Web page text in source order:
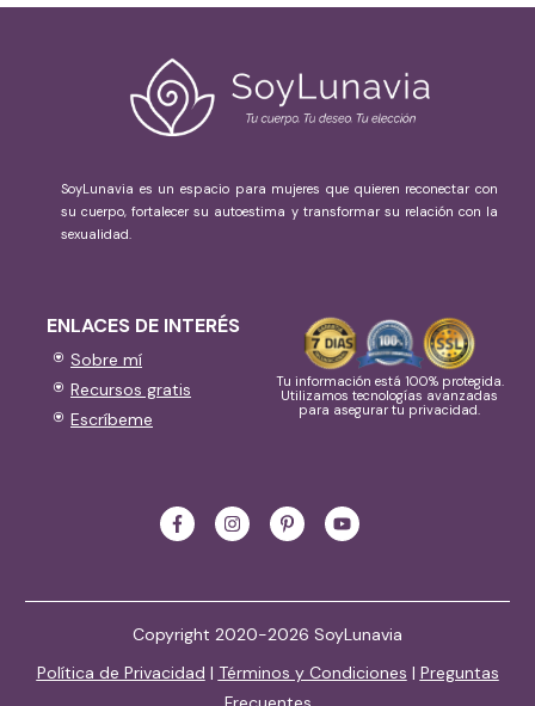
SoyLunavia es un espacio para mujeres que quieren reconectar con
su cuerpo, fortalecer su autoestima y transformar su relación con la
sexualidad.
ENLACES DE INTERÉS
Sobre mí
Recursos gratis
Escríbeme
Tu información está 100% protegida.
Utilizamos tecnologías avanzadas
para asegurar tu privacidad.
Copyright 2020-2026 SoyLunavia
Política de Privacidad | Términos y Condiciones | Preguntas